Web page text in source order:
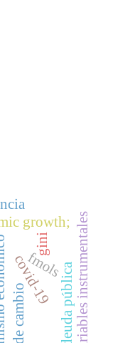
growth; variables instrumentales
covid-19
fmolsdeuda pública
gini